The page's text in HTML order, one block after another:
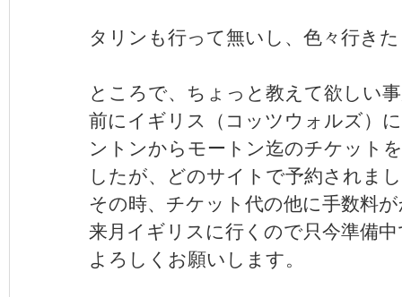
タリンも行って無いし、色々行き
ところで、ちょっと教えて欲しい
前にイギリス（コッツウォルズ）
ントンからモートン迄のチケット
したが、どのサイトで予約されま
その時、チケット代の他に手数料
来月イギリスに行くので只今準備
よろしくお願いします。